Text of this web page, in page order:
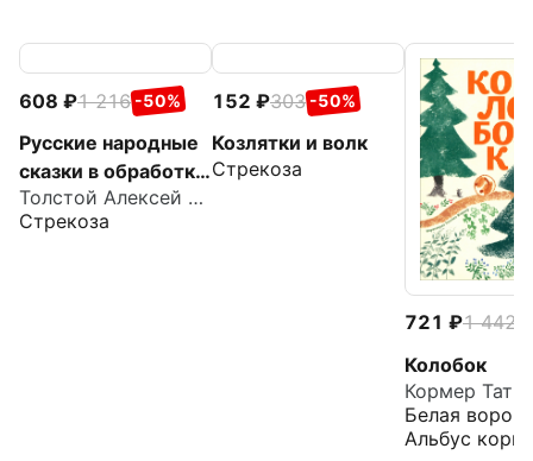
608 1 216 -50%
Русские народные
сказки в обработке
А. Н. Толстого
Толстой Алексей Николаевич
Стрекоза
152 303 -50%
Козлятки и волк
Стрекоза
721 1 442
Колобок
Кормер
Белая
Альбус